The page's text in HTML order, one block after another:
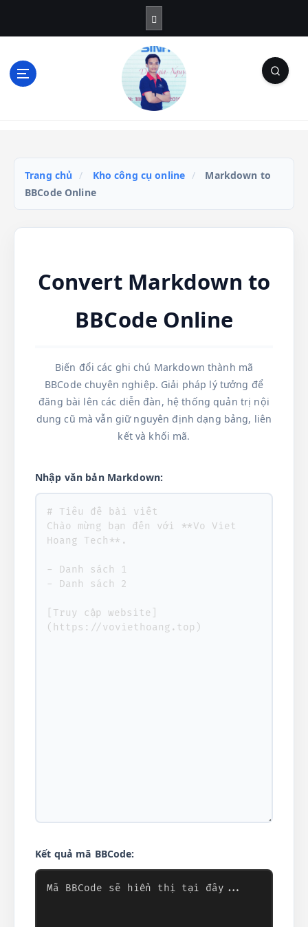
i
Trang chủ / Kho công cụ online /
Markdown to
BBCode Online
Convert Markdown to
BBCode Online
Biến đổi các ghi chú Markdown thành mã
BBCode chuyên nghiệp. Giải pháp lý tưởng để
đăng bài lên các diễn đàn, hệ thống quản trị nội
dung cũ mà vẫn giữ nguyên định dạng bảng, liên
kết và khối mã.
Nhập văn bản Markdown:
Kết quả mã BBCode: